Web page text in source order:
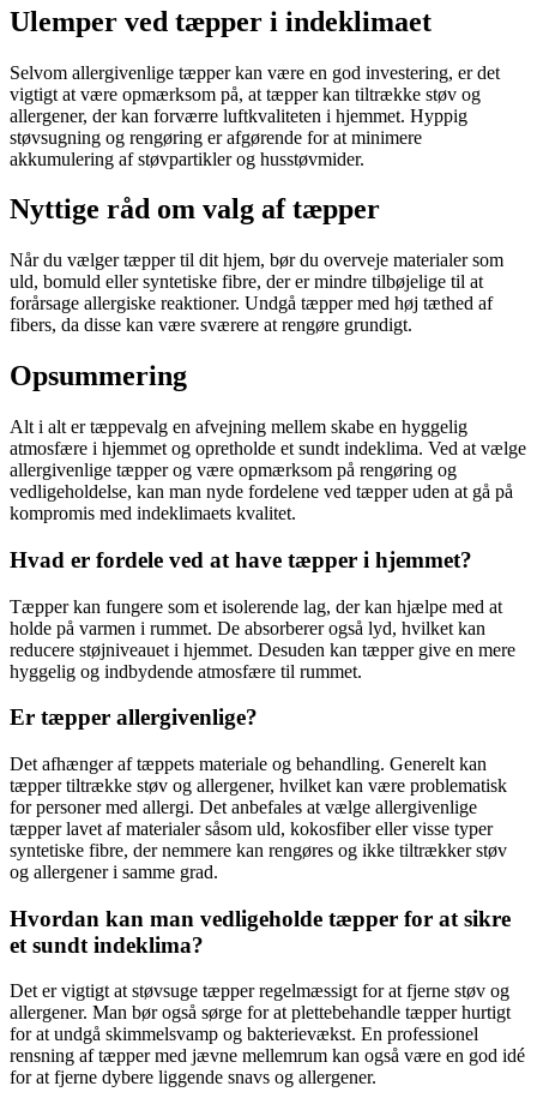
Ulemper ved tæpper i indeklimaet
Selvom allergivenlige tæpper kan være en god investering, er det
vigtigt at være opmærksom på, at tæpper kan tiltrække støv og
allergener, der kan forværre luftkvaliteten i hjemmet. Hyppig
støvsugning og rengøring er afgørende for at minimere
akkumulering af støvpartikler og husstøvmider.
Nyttige råd om valg af tæpper
Når du vælger tæpper til dit hjem, bør du overveje materialer som
uld, bomuld eller syntetiske fibre, der er mindre tilbøjelige til at
forårsage allergiske reaktioner. Undgå tæpper med høj tæthed af
fibers, da disse kan være sværere at rengøre grundigt.
Opsummering
Alt i alt er tæppevalg en afvejning mellem skabe en hyggelig
atmosfære i hjemmet og opretholde et sundt indeklima. Ved at vælge
allergivenlige tæpper og være opmærksom på rengøring og
vedligeholdelse, kan man nyde fordelene ved tæpper uden at gå på
kompromis med indeklimaets kvalitet.
Hvad er fordele ved at have tæpper i hjemmet?
Tæpper kan fungere som et isolerende lag, der kan hjælpe med at
holde på varmen i rummet. De absorberer også lyd, hvilket kan
reducere støjniveauet i hjemmet. Desuden kan tæpper give en mere
hyggelig og indbydende atmosfære til rummet.
Er tæpper allergivenlige?
Det afhænger af tæppets materiale og behandling. Generelt kan
tæpper tiltrække støv og allergener, hvilket kan være problematisk
for personer med allergi. Det anbefales at vælge allergivenlige
tæpper lavet af materialer såsom uld, kokosfiber eller visse typer
syntetiske fibre, der nemmere kan rengøres og ikke tiltrækker støv
og allergener i samme grad.
Hvordan kan man vedligeholde tæpper for at sikre
et sundt indeklima?
Det er vigtigt at støvsuge tæpper regelmæssigt for at fjerne støv og
allergener. Man bør også sørge for at plettebehandle tæpper hurtigt
for at undgå skimmelsvamp og bakterievækst. En professionel
rensning af tæpper med jævne mellemrum kan også være en god idé
for at fjerne dybere liggende snavs og allergener.